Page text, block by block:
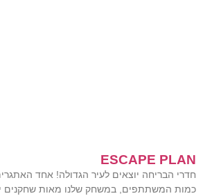
ESCAPE PLAN
חדרי הבריחה יוצאים לעיר הגדולה! אחד
כמות המשתתפים, במשחק שלנו מאות שחקנים